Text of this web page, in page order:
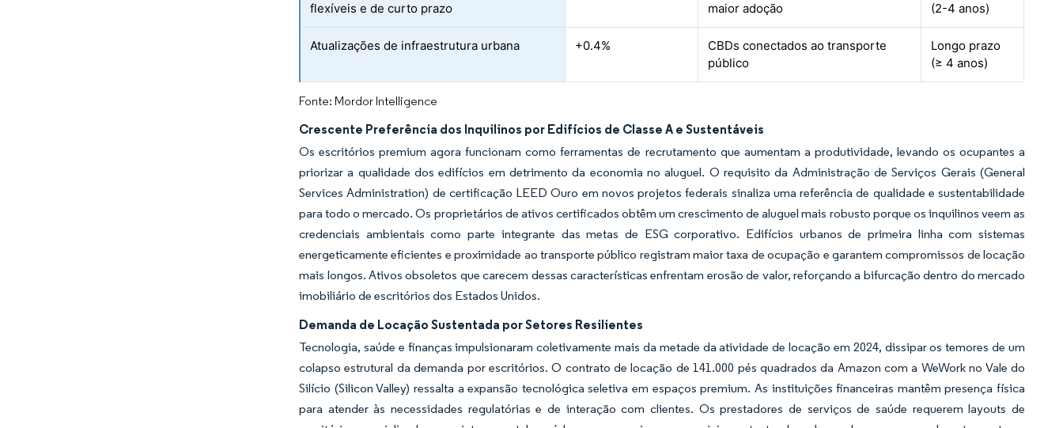
flexíveis e de curto prazo
maior adoção
(2-4 anos)
Atualizações de infraestrutura urbana +0.4%
CBDs conectados ao transporte
público
Longo prazo
(≥ 4 anos)
Fonte: Mordor Intelligence
Crescente Preferência dos Inquilinos por Edifícios de Classe A e Sustentáveis
Os escritórios premium agora funcionam como ferramentas de recrutamento que aumentam a produtividade, levando os ocupantes a
priorizar a qualidade dos edifícios em detrimento da economia no aluguel. O requisito da Administração de Serviços Gerais (General
Services Administration) de certificação LEED Ouro em novos projetos federais sinaliza uma referência de qualidade e sustentabilidade
para todo o mercado. Os proprietários de ativos certificados obtêm um crescimento de aluguel mais robusto porque os inquilinos veem as
credenciais ambientais como parte integrante das metas de ESG corporativo. Edifícios urbanos de primeira linha com sistemas
energeticamente eficientes e proximidade ao transporte público registram maior taxa de ocupação e garantem compromissos de locação
mais longos. Ativos obsoletos que carecem dessas características enfrentam erosão de valor, reforçando a bifurcação dentro do mercado
imobiliário de escritórios dos Estados Unidos.
Demanda de Locação Sustentada por Setores Resilientes
Tecnologia, saúde e finanças impulsionaram coletivamente mais da metade da atividade de locação em 2024, dissipar os temores de um
colapso estrutural da demanda por escritórios. O contrato de locação de 141.000 pés quadrados da Amazon com a WeWork no Vale do
Silício (Silicon Valley) ressalta a expansão tecnológica seletiva em espaços premium. As instituições financeiras mantêm presença física
para atender às necessidades regulatórias e de interação com clientes. Os prestadores de serviços de saúde requerem layouts de